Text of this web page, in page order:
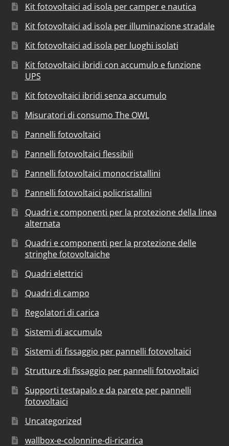
Kit fotovoltaici ad isola per camper e nautica
Kit fotovoltaici ad isola per illuminazione stradale
Kit fotovoltaici ad isola per luoghi isolati
Kit fotovoltaici ibridi con accumulo e funzione
UPS
Kit fotovoltaici ibridi senza accumulo
Misuratori di consumo The OWL
Pannelli fotovoltaici
Pannelli fotovoltaici flessibili
Pannelli fotovoltaici monocristallini
Pannelli fotovoltaici policristallini
Quadri e componenti per la protezione della linea
alternata
Quadri e componenti per la protezione delle
stringhe fotovoltaiche
Quadri elettrici
Quadri di campo
Regolatori di carica
Sistemi di accumulo
Sistemi di fissaggio per pannelli fotovoltaici
Strutture di fissaggio per pannelli fotovoltaici
Supporti testapalo e da parete per pannelli
fotovoltaici
Uncategorized
wallbox-e-colonnine-di-ricarica